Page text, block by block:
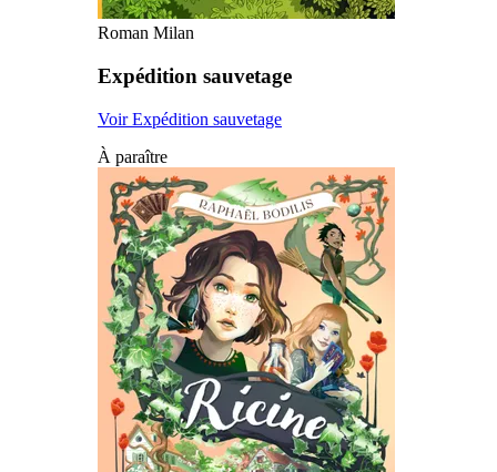
Roman Milan
Expédition sauvetage
Voir Expédition sauvetage
À paraître